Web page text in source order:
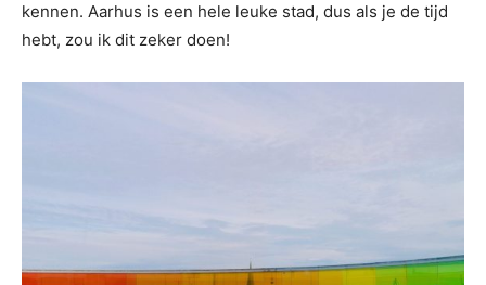
kennen. Aarhus is een hele leuke stad, dus als je de tijd
hebt, zou ik dit zeker doen!